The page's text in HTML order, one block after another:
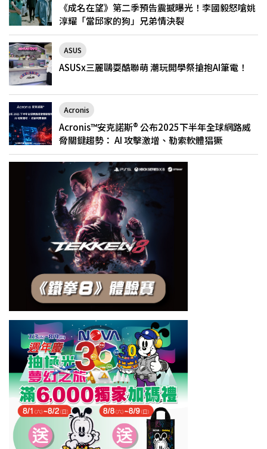
《成名在望》第二季預告震撼曝光！李國毅怒嗆姚
淳耀「當邱家的狗」兄弟情決裂
ASUS
ASUSx三麗鷗耍酷聯萌 潮玩開學祭搶抱AI筆電！
Acronis
Acronis™安克諾斯® 公布2025下半年全球網路威
脅關鍵趨勢： AI 攻擊激增、勒索軟體猖獗